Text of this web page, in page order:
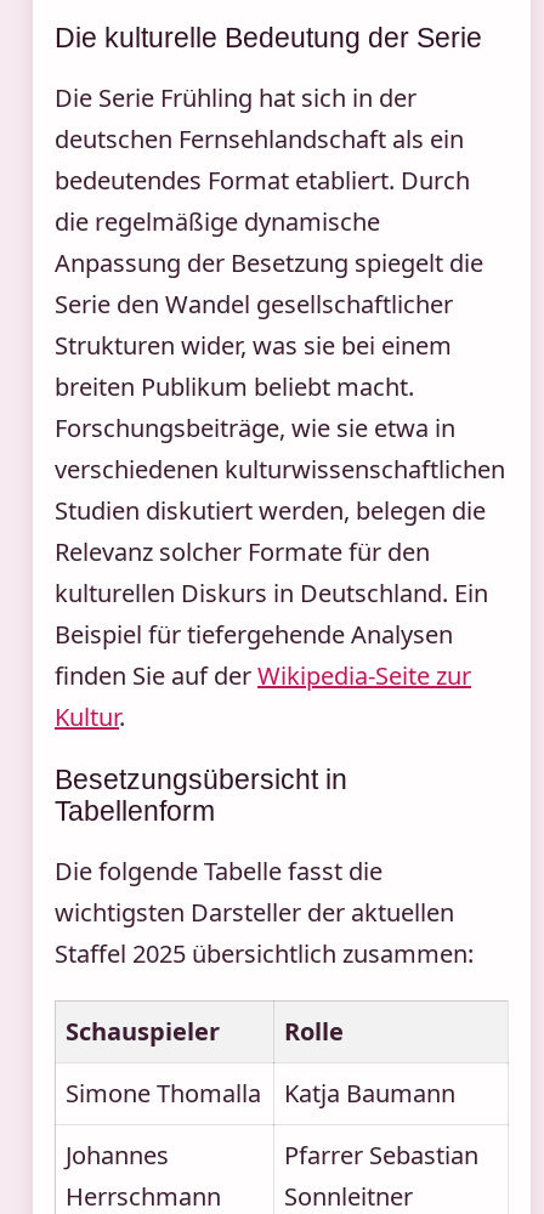
Die kulturelle Bedeutung der Serie
Die Serie Frühling hat sich in der
deutschen Fernsehlandschaft als ein
bedeutendes Format etabliert. Durch
die regelmäßige dynamische
Anpassung der Besetzung spiegelt die
Serie den Wandel gesellschaftlicher
Strukturen wider, was sie bei einem
breiten Publikum beliebt macht.
Forschungsbeiträge, wie sie etwa in
verschiedenen kulturwissenschaftlichen
Studien diskutiert werden, belegen die
Relevanz solcher Formate für den
kulturellen Diskurs in Deutschland. Ein
Beispiel für tiefergehende Analysen
finden Sie auf derWikipedia-Seite zur
Kultur.
Besetzungsübersicht in
Tabellenform
Die folgende Tabelle fasst die
wichtigsten Darsteller der aktuellen
Staffel 2025 übersichtlich zusammen:
Schauspieler
Rolle
Simone Thomalla
Katja Baumann
Johannes
Herrschmann
Pfarrer Sebastian
Sonnleitner